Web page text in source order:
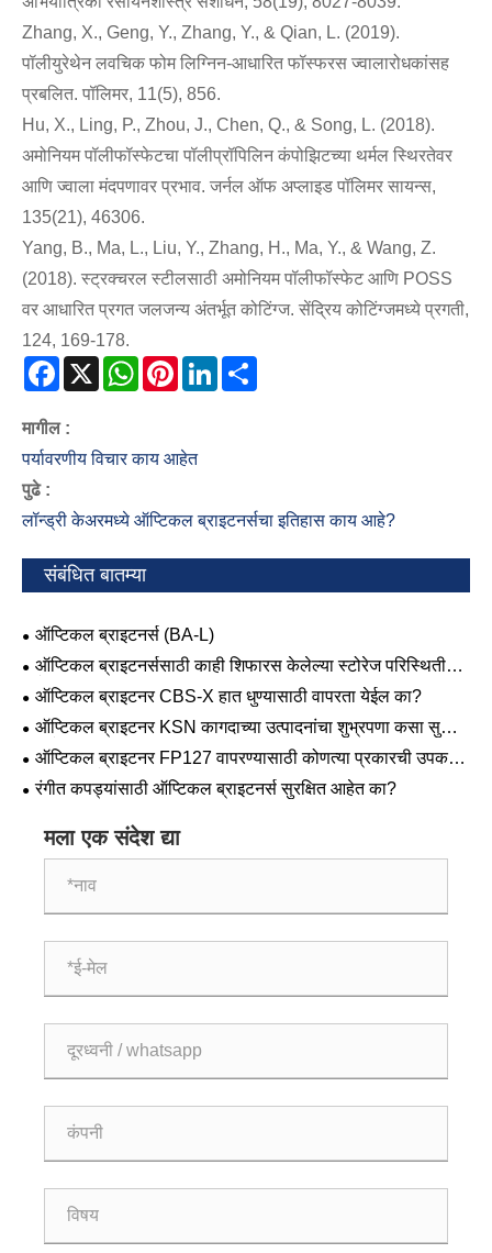
Zhang, X., Geng, Y., Zhang, Y., & Qian, L. (2019).
पॉलीयुरेथेन लवचिक फोम लिग्निन-आधारित फॉस्फरस ज्वालारोधकांसह
प्रबलित. पॉलिमर, 11(5), 856.
Hu, X., Ling, P., Zhou, J., Chen, Q., & Song, L. (2018).
अमोनियम पॉलीफॉस्फेटचा पॉलीप्रॉपिलिन कंपोझिटच्या थर्मल स्थिरतेवर
आणि ज्वाला मंदपणावर प्रभाव. जर्नल ऑफ अप्लाइड पॉलिमर सायन्स,
135(21), 46306.
Yang, B., Ma, L., Liu, Y., Zhang, H., Ma, Y., & Wang, Z.
(2018). स्ट्रक्चरल स्टीलसाठी अमोनियम पॉलीफॉस्फेट आणि POSS
वर आधारित प्रगत जलजन्य अंतर्भूत कोटिंग्ज. सेंद्रिय कोटिंग्जमध्ये प्रगती,
124, 169-178.
Facebook
X WhatsAppPinterestLinkedIn
मागील :
पर्यावरणीय विचार काय आहेत
पुढे :
लॉन्ड्री केअरमध्ये ऑप्टिकल ब्राइटनर्सचा इतिहास काय आहे?
संबंधित बातम्या
ऑप्टिकल ब्राइटनर्स (BA-L)
ऑप्टिकल ब्राइटनर्ससाठी काही शिफारस केलेल्या स्टोरेज परिस्थिती
आहेत का?
ऑप्टिकल ब्राइटनर CBS-X हात धुण्यासाठी वापरता येईल का?
ऑप्टिकल ब्राइटनर KSN कागदाच्या उत्पादनांचा शुभ्रपणा कसा सुधारू
शकतो?
ऑप्टिकल ब्राइटनर FP127 वापरण्यासाठी कोणत्या प्रकारची उपकरणे
आवश्यक आहेत?
रंगीत कपड्यांसाठी ऑप्टिकल ब्राइटनर्स सुरक्षित आहेत का?
मला एक संदेश द्या